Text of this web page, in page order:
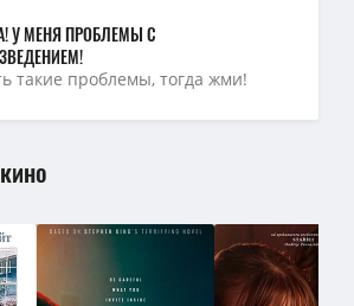
У МЕНЯ ПРОБЛЕМЫ С
такие проблемы, тогда жми!